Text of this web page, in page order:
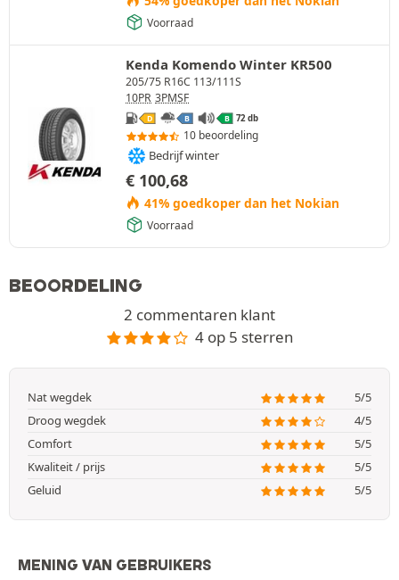
Voorraad
Kenda Komendo Winter KR500
205/75 R16C 113/111S
10PR 3PMSF
D B B 72 db
10 beoordeling
Bedrijf winter
€ 100,68
41% goedkoper dan het Nokian
Voorraad
BEOORDELING
2 commentaren klant
4 op 5 sterren
Nat wegdek
5/5
Droog wegdek
4/5
Comfort
5/5
Kwaliteit / prijs
5/5
Geluid
5/5
MENING VAN GEBRUIKERS